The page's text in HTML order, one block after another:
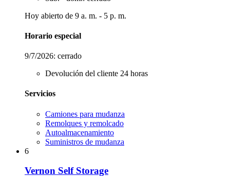
Hoy abierto de 9 a. m. - 5 p. m.
Horario especial
9/7/2026: cerrado
Devolución del cliente 24 horas
Servicios
Camiones para mudanza
Remolques y remolcado
Autoalmacenamiento
Suministros de mudanza
6
Vernon Self Storage